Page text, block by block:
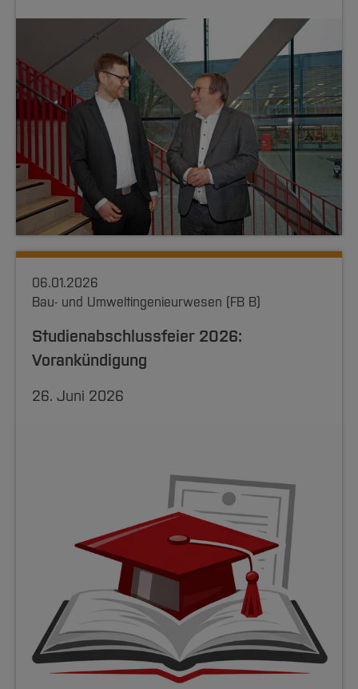
06.01.2026
Bau- und Umweltingenieurwesen (FB B)
Studienabschlussfeier 2026:
Vorankündigung
26. Juni 2026